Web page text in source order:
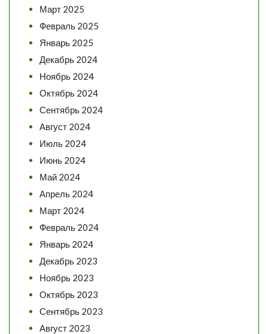
Март 2025
Февраль 2025
Январь 2025
Декабрь 2024
Ноябрь 2024
Октябрь 2024
Сентябрь 2024
Август 2024
Июль 2024
Июнь 2024
Май 2024
Апрель 2024
Март 2024
Февраль 2024
Январь 2024
Декабрь 2023
Ноябрь 2023
Октябрь 2023
Сентябрь 2023
Август 2023